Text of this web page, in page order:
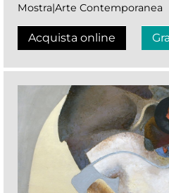
Mostra|Arte Contemporanea
Acquista online